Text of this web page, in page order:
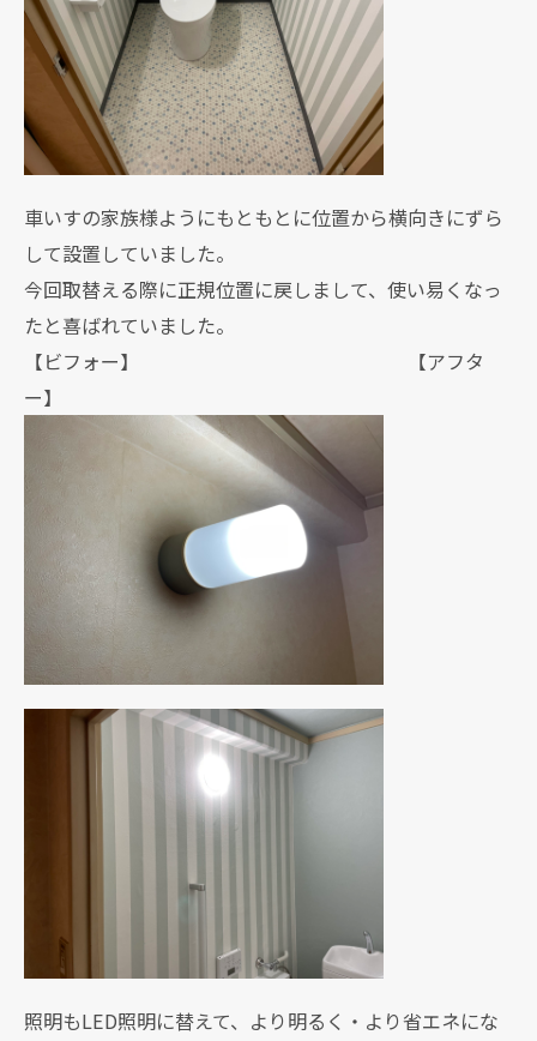
車いすの家族様ようにもともとに位置から横向きにずら
して設置していました。
今回取替える際に正規位置に戻しまして、使い易くなっ
たと喜ばれていました。
【ビフォー】 【アフタ
ー】
照明もLED照明に替えて、より明るく・より省エネにな